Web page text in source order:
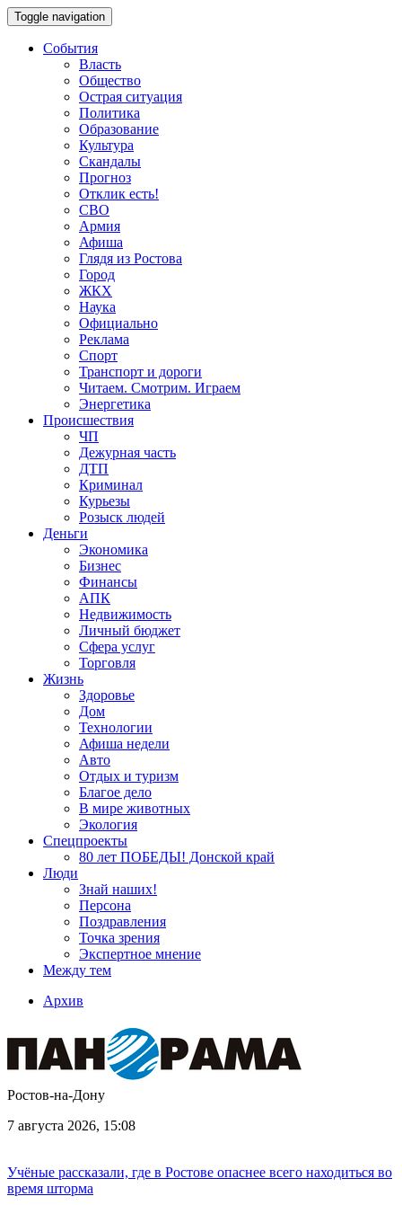
Toggle navigation
События
Власть
Общество
Острая ситуация
Политика
Образование
Культура
Скандалы
Прогноз
Отклик есть!
СВО
Армия
Афиша
Глядя из Ростова
Город
ЖКХ
Наука
Официально
Реклама
Спорт
Транспорт и дороги
Читаем. Смотрим. Играем
Энергетика
Происшествия
ЧП
Дежурная часть
ДТП
Криминал
Курьезы
Розыск людей
Деньги
Экономика
Бизнес
Финансы
АПК
Недвижимость
Личный бюджет
Сфера услуг
Торговля
Жизнь
Здоровье
Дом
Технологии
Афиша недели
Авто
Отдых и туризм
Благое дело
В мире животных
Экология
Спецпроекты
80 лет ПОБЕДЫ! Донской край
Люди
Знай наших!
Персона
Поздравления
Точка зрения
Экспертное мнение
Между тем
Архив
Ростов-на-Дону
7 августа 2026, 15:08
Учёные рассказали, где в Ростове опаснее всего находиться во
время шторма